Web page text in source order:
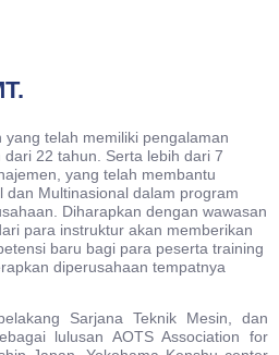
telah memiliki pengalaman
22 tahun. Serta lebih dari 7
yang telah membantu
dan Multinasional dalam program
Diharapkan dengan wawasan
para instruktur akan memberikan
baru bagi para peserta training
diperusahaan tempatnya
Sarjana Teknik Mesin, dan
lulusan AOTS Association for